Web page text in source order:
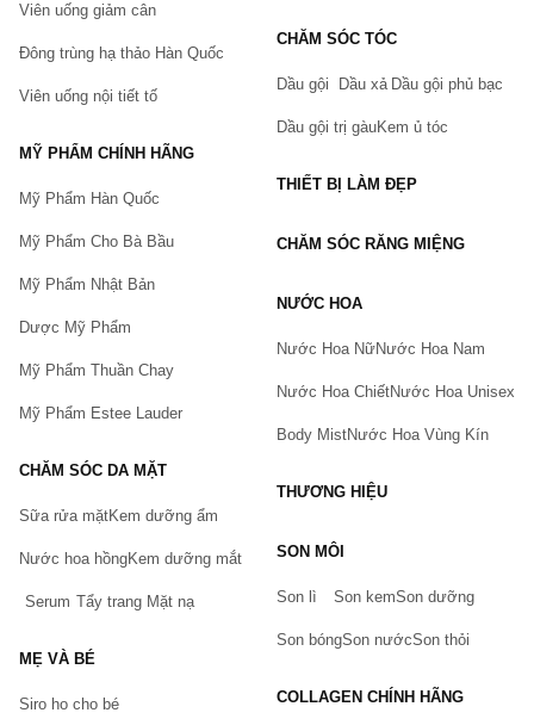
Bạn gặp vấn đề về sản phẩm hay mua hàng?
Hãy báo lỗi cho chúng tôi. Hoặc gọi cho chúng tôi qua số
Viên uống giảm cân
Đông trùng hạ thảo Hàn Quốc
Viên uống nội tiết tố
MỸ PHẨM CHÍNH HÃNG
Mỹ Phẩm Hàn Quốc
Mỹ Phẩm Cho Bà Bầu
Mỹ Phẩm Nhật Bản
Dược Mỹ Phẩm
Mỹ Phẩm Thuần Chay
Mỹ Phẩm Estee Lauder
CHĂM SÓC DA MẶT
Sữa rửa mặtKem dưỡng ẩm
Nước hoa hồngKem dưỡng mắt
Serum Tẩy trang Mặt nạ
MẸ VÀ BÉ
Siro ho cho bé
CHĂM SÓC TÓC
Dầu gội Dầu xả Dầu gội phủ bạc
Dầu gội trị gàuKem ủ tóc
THIẾT BỊ LÀM ĐẸP
CHĂM SÓC RĂNG MIỆNG
NƯỚC HOA
Nước Hoa NữNước Hoa Nam
Nước Hoa ChiếtNước Hoa Unisex
Body MistNước Hoa Vùng Kín
THƯƠNG HIỆU
SON MÔI
Son lì Son kemSon dưỡng
Son bóngSon nướcSon thỏi
COLLAGEN CHÍNH HÃNG